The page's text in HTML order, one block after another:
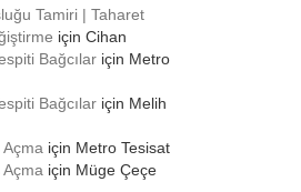
Tamiri | Taharet
için Cihan
Bağcılariçin Metro
Bağcılariçin Melih
Açma için Metro Tesisat
Açma için Müge Çeçe